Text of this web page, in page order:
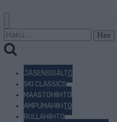
Haku:
JÄSENSISÄLTÖ
SKI CLASSICS
MAASTOHIIHTO
AMPUMAHIIHTO
RULLAHIIHTO